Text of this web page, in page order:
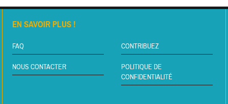
EN SAVOIR PLUS !
FAQ CONTRIBUEZ
NOUS CONTACTER
POLITIQUE DE
CONFIDENTIALITÉ